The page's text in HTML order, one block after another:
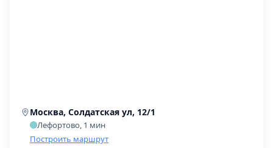
Москва, Солдатская ул, 12/1
Лефортово, 1 мин
Построить маршрут